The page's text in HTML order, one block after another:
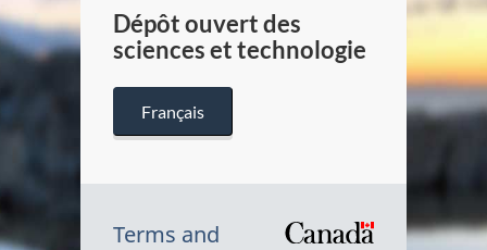
Dépôt ouvert des
sciences et technologie
Français
Terms and